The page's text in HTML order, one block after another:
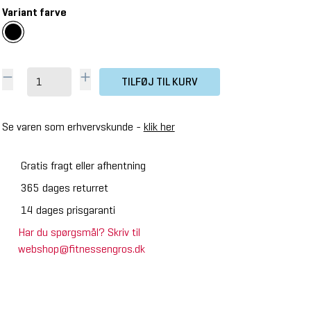
Variant farve
TILFØJ TIL KURV
Se varen som erhvervskunde - klik her
Gratis fragt eller afhentning
365 dages returret
14 dages prisgaranti
Har du spørgsmål? Skriv til
webshop@fitnessengros.dk